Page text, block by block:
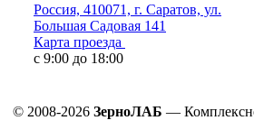
Россия, 410071, г. Саратов, ул.
Большая Садовая 141
Карта проезда
с 9:00 до 18:00
© 2008-2026 ЗерноЛАБ —